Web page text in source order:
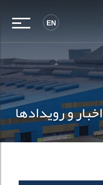
EN
اخبار و رویدادها